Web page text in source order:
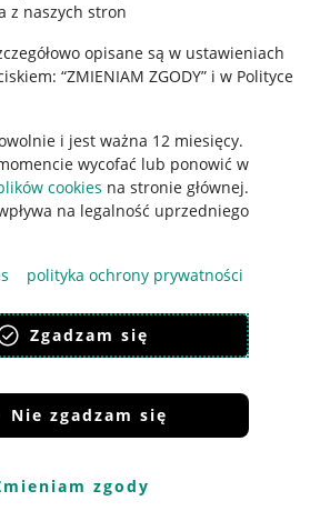
z naszych stron
opisane są w ustawieniach
“ZMIENIAM ZGODY” i w Polityce
i jest ważna 12 miesięcy.
wycofać lub ponowić w
cookies na stronie głównej.
na legalność uprzedniego
polityka ochrony prywatności
Zgadzam się
Nie zgadzam się
zgody
Cyfrowych
oznacza akceptacjęregulaminu